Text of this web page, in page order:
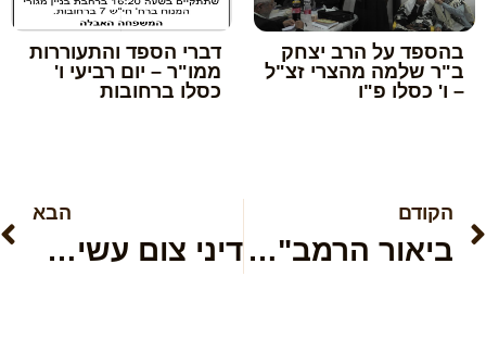
בהספד על הרב יצחק
ב"ר שלמה מהצרי זצ"ל
– ו' כסלו פ"ו
דברי הספד והתעוררות
ממו"ר – יום רביעי ו'
כסלו ברחובות
הקודם
ביאור הרמב"ם במטרת צום י"ז בתמוז
הבא
דיני צום עשירי בטבת – אם עדיף לברך על הלבנה במוצאי עשירי בטבת דווקא ולא לפני כן